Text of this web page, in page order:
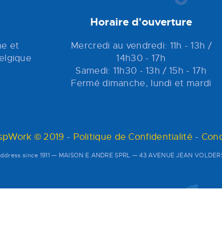
et
Horaire d'ouverture
Mercredi au vendredi: 11h - 13h /
14h30 - 17h
Samedi: 11h30 - 13h / 15h - 17h
Fermé dimanche, lundi et mardi
© 2019 - Politique de Confidentialité -
since 1911 — MAISON E.ANDRE SPRL — 43 AVENUE JEAN